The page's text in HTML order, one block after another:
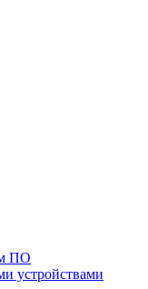
ПО
устройствами